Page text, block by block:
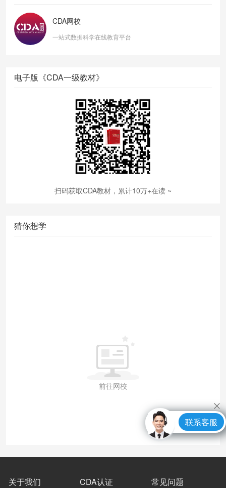
CDA网校
一站式数据科学在线教育平台
电子版《CDA一级教材》
扫码获取CDA教材，累计10万+在读 ~
猜你想学
前往网校
关于我们 CDA认证 常见问题
联系客服